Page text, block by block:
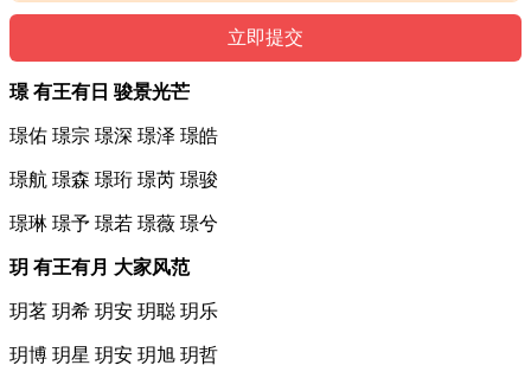
璟 有王有日 骏景光芒
璟佑 璟宗 璟深 璟泽 璟皓
璟航 璟森 璟珩 璟芮 璟骏
璟琳 璟予 璟若 璟薇 璟兮
玥 有王有月 大家风范
玥茗 玥希 玥安 玥聪 玥乐
玥博 玥星 玥安 玥旭 玥哲